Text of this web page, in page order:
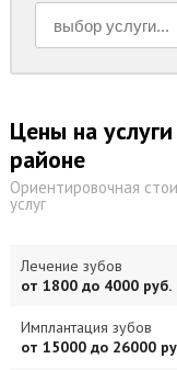
Цены на
районе
Ориентировочная
услуг
Лечение зубов
от 1800 до 4000 руб.
Имплантация зубов
от 15000 до 26000